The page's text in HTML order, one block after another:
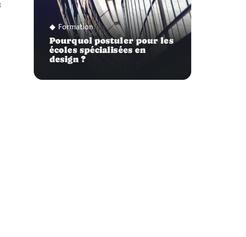
Formation
Pourquoi postuler pour les
écoles spécialisées en
design ?